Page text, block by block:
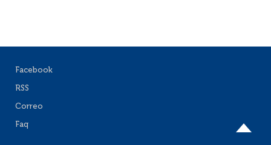
Facebook
RSS
Correo
Faq